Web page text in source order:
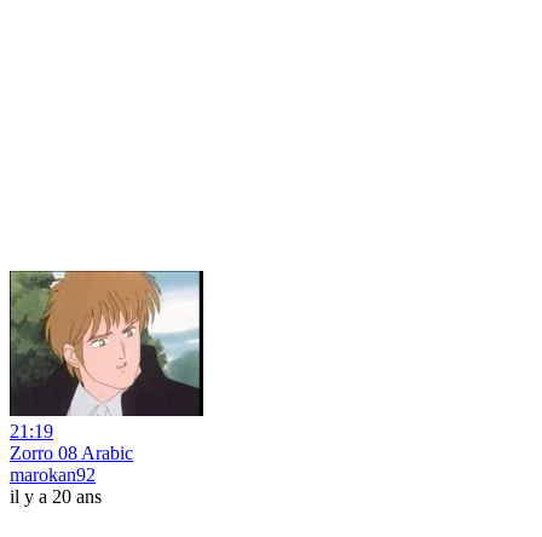
21:19
Zorro 08 Arabic
marokan92
il y a 20 ans